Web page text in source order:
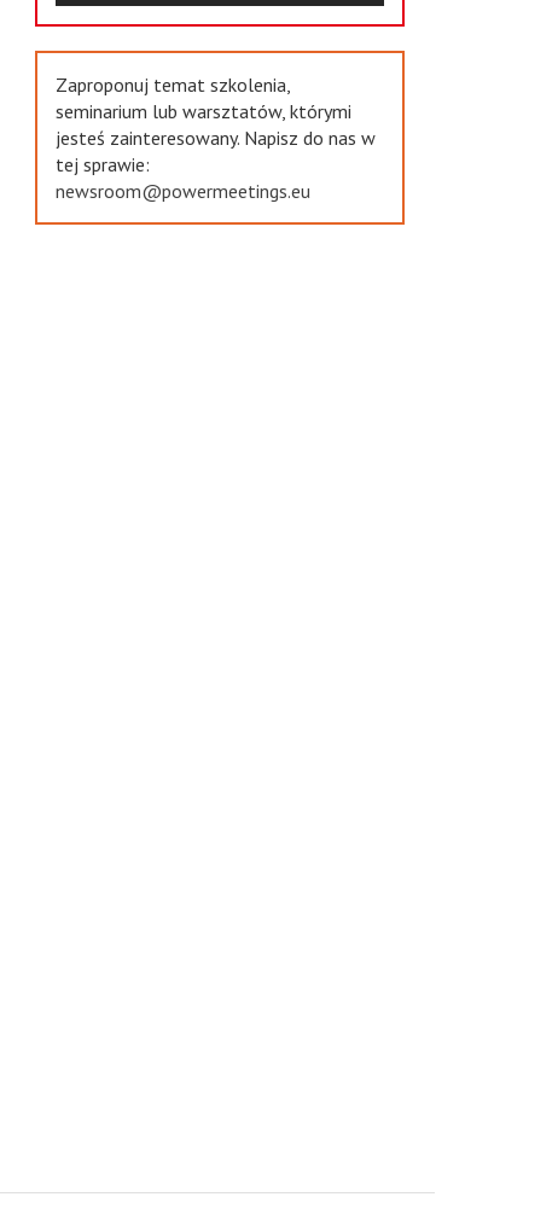
Zaproponuj temat szkolenia,
seminarium lub warsztatów, którymi
jesteś zainteresowany. Napisz do nas w
tej sprawie:
newsroom@powermeetings.eu